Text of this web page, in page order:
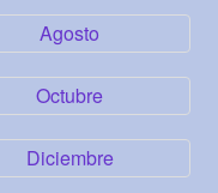
Agosto
Octubre
Diciembre